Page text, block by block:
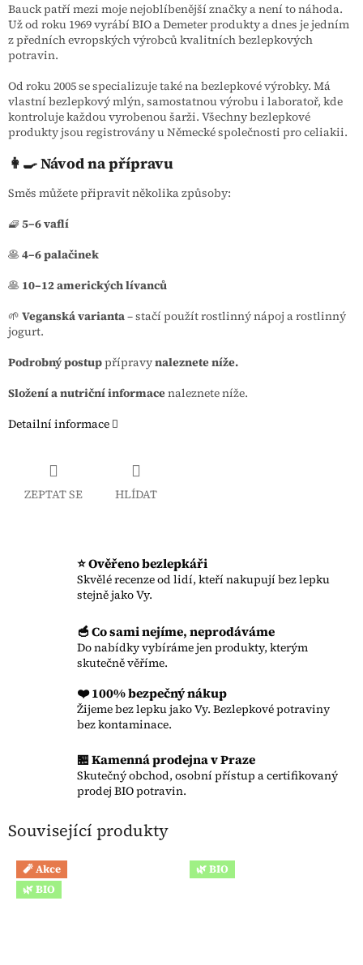
Bauck patří mezi moje nejoblíbenější značky a není to náhoda.
Už od roku 1969 vyrábí BIO a Demeter produkty a dnes je jedním
z předních evropských výrobců kvalitních bezlepkových
potravin.
Od roku 2005 se specializuje také na bezlepkové výrobky. Má
vlastní bezlepkový mlýn, samostatnou výrobu i laboratoř, kde
kontroluje každou vyrobenou šarži. Všechny bezlepkové
produkty jsou registrovány u Německé společnosti pro celiakii.
👩‍🍳 Návod na přípravu
Směs můžete připravit několika způsoby:
🧇 5–6 vaflí
🥞 4–6 palačinek
🥞 10–12 amerických lívanců
🌱 Veganská varianta– stačí použít rostlinný nápoj a rostlinný
jogurt.
Podrobný postuppřípravynaleznete níže.
Složení a nutriční informacenaleznete níže.
Detailní informace
ZEPTAT SE HLÍDAT
⭐ Ověřeno bezlepkáři
Skvělé recenze od lidí, kteří nakupují bez lepku
stejně jako Vy.
🥣 Co sami nejíme, neprodáváme
Do nabídky vybíráme jen produkty, kterým
skutečně věříme.
❤️ 100% bezpečný nákup
Žijeme bez lepku jako Vy. Bezlepkové potraviny
bez kontaminace.
🏪 Kamenná prodejna v Praze
Skutečný obchod, osobní přístup a certifikovaný
prodej BIO potravin.
Související produkty
🧨 Akce
🌿 BIO
🌿 BIO